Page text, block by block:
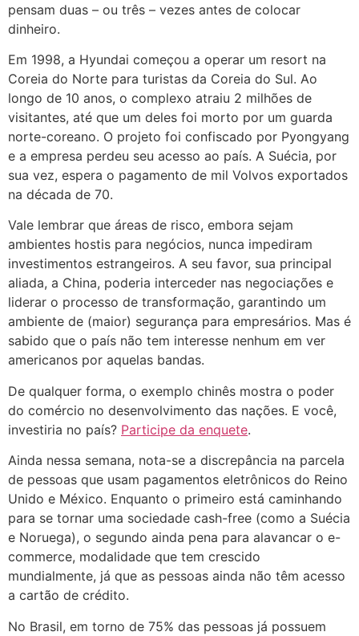
pensam duas – ou três – vezes antes de colocar
dinheiro.
Em 1998, a Hyundai começou a operar um resort na
Coreia do Norte para turistas da Coreia do Sul. Ao
longo de 10 anos, o complexo atraiu 2 milhões de
visitantes, até que um deles foi morto por um guarda
norte-coreano. O projeto foi confiscado por Pyongyang
e a empresa perdeu seu acesso ao país. A Suécia, por
sua vez, espera o pagamento de mil Volvos exportados
na década de 70.
Vale lembrar que áreas de risco, embora sejam
ambientes hostis para negócios, nunca impediram
investimentos estrangeiros. A seu favor, sua principal
aliada, a China, poderia interceder nas negociações e
liderar o processo de transformação, garantindo um
ambiente de (maior) segurança para empresários. Mas é
sabido que o país não tem interesse nenhum em ver
americanos por aquelas bandas.
De qualquer forma, o exemplo chinês mostra o poder
do comércio no desenvolvimento das nações. E você,
investiria no país? Participe da enquete.
Ainda nessa semana, nota-se a discrepância na parcela
de pessoas que usam pagamentos eletrônicos do Reino
Unido e México. Enquanto o primeiro está caminhando
para se tornar uma sociedade cash-free (como a Suécia
e Noruega), o segundo ainda pena para alavancar o e-
commerce, modalidade que tem crescido
mundialmente, já que as pessoas ainda não têm acesso
a cartão de crédito.
No Brasil, em torno de 75% das pessoas já possuem